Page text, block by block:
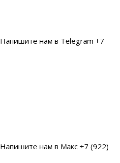
Напишите нам в Telegram +7
Напишите нам в Макс +7 (922)